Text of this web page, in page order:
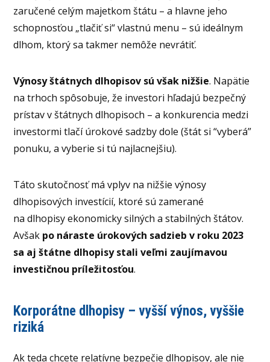
zaručené celým majetkom štátu – a hlavne jeho
schopnosťou „tlačiť si“ vlastnú menu – sú ideálnym
dlhom, ktorý sa takmer nemôže nevrátiť.
Výnosy štátnych dlhopisov sú však nižšie. Napätie
na trhoch spôsobuje, že investori hľadajú bezpečný
prístav v štátnych dlhopisoch – a konkurencia medzi
investormi tlačí úrokové sadzby dole (štát si “vyberá”
ponuku, a vyberie si tú najlacnejšiu).
Táto skutočnosť má vplyv na nižšie výnosy
dlhopisových investícií, ktoré sú zamerané
na dlhopisy ekonomicky silných a stabilných štátov.
Avšak po náraste úrokových sadzieb v roku 2023
sa aj štátne dlhopisy stali veľmi zaujímavou
investičnou príležitosťou.
Korporátne dlhopisy – vyšší výnos, vyššie
riziká
Ak teda chcete relatívne bezpečie dlhopisov, ale nie